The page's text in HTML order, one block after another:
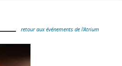
retour aux événements de l'Atrium